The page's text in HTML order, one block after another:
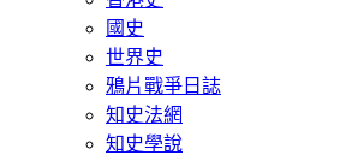
國史
世界史
鴉片戰爭日誌
知史法網
知史學說